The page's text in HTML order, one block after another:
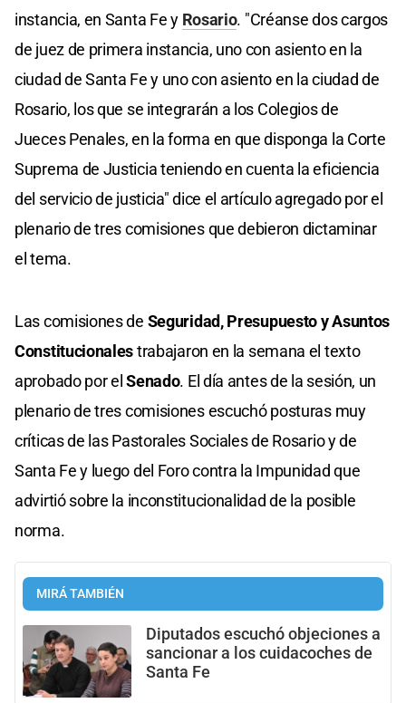
instancia, en Santa Fe y Rosario. "Créanse dos cargos
de juez de primera instancia, uno con asiento en la
ciudad de Santa Fe y uno con asiento en la ciudad de
Rosario, los que se integrarán a los Colegios de
Jueces Penales, en la forma en que disponga la Corte
Suprema de Justicia teniendo en cuenta la eficiencia
del servicio de justicia" dice el artículo agregado por el
plenario de tres comisiones que debieron dictaminar
el tema.
Las comisiones de Seguridad, Presupuesto y Asuntos
Constitucionalestrabajaron en la semana el texto
aprobado por elSenado. El día antes de la sesión, un
plenario de tres comisiones escuchó posturas muy
críticas de las Pastorales Sociales de Rosario y de
Santa Fe y luego del Foro contra la Impunidad que
advirtió sobre la inconstitucionalidad de la posible
norma.
MIRÁ TAMBIÉN
Diputados escuchó objeciones a
sancionar a los cuidacoches de
Santa Fe